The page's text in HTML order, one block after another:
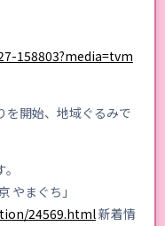
158803?media=tvm
を開始、地域ぐるみで
やまぐち」
24569.html新着情